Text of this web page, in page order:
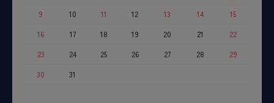
9
10 11 12 13 14
15
16
17 18 19 20 21
22
23
24 25 26 27 28
29
30
31